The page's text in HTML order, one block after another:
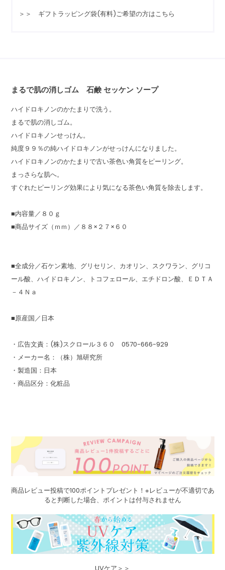
＞＞ ギフトラッピング袋(有料)ご希望の方はこちら
まるで肌の消しゴム 石鹸 セッケン ソープ
ハイドロキノンのかたまりで洗う。
まるで肌の消しゴム。
ハイドロキノンせっけん。
純度９９％の純ハイドロキノンがせっけんになりました。
ハイドロキノンのかたまりで古い茶色い角質をピーリング。
まっさらな肌へ。
すぐれたピーリング効果により気になる茶色い角質を除去します。
■内容量／８０ｇ
■商品サイズ（ｍｍ）／８８×２７×６０
■全成分／石ケン素地、グリセリン、カオリン、スクワラン、グリコ
ール酸、ハイドロキノン、トコフェロール、エチドロン酸、ＥＤＴＡ
－４Ｎａ
■原産国／日本
・広告文責：(株)スクロール３６０ 0570-666-929
・メーカー名：（株）旭研究所
・製造国：日本
・商品区分：化粧品
商品レビュー投稿で100ポイントプレゼント！※レビューが不適切であ
ると判断した場合、ポイントは付与されません
UVケア＞＞